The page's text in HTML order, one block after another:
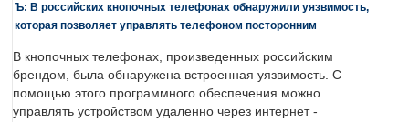
Ъ: В российских кнопочных телефонах обнаружили уязвимость,
которая позволяет управлять телефоном посторонним
В кнопочных телефонах, произведенных российским
брендом, была обнаружена встроенная уязвимость. С
помощью этого программного обеспечения можно
управлять устройством удаленно через интернет -